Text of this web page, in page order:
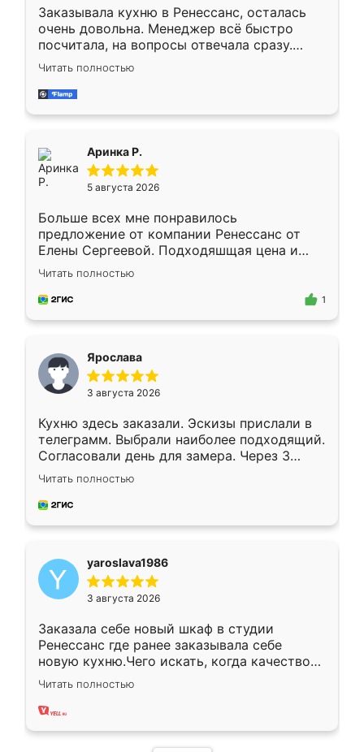
Заказывала кухню в Ренессанс, осталась
очень довольна. Менеджер всё быстро
посчитала, на вопросы отвечала сразу.
Замерщик приехал в субботу, подошёл к
делу со всей ответственностью. Собрали
за день, ребята работали аккуратно, даже
Читать полностью
Аринка Р.
5 августа 2026
Больше всех мне понравилось
предложение от компании Ренессанс от
Елены Сергеевой. Подходяшщая цена и
короткие сроки изготовления. Приехавший
для замера сотрудник Владислав
предложил по моему эскизу самый
Читать полностью
1
Ярослава
3 августа 2026
Кухню здесь заказали. Эскизы прислали в
телеграмм. Выбрали наиболее подходящий.
Согласовали день для замера. Через 3
недели кухня была уже готова. Остались
довольны работой. Спасибо Ренессанс
мебель за качественную работу!
Читать полностью
yaroslava1986
3 августа 2026
Заказала себе новый шкаф в студии
Ренессанс где ранее заказывала себе
новую кухню.Чего искать, когда качеством
вполне довольна. Служит кухня уже почти
два года, нареканий нет.
Читать полностью